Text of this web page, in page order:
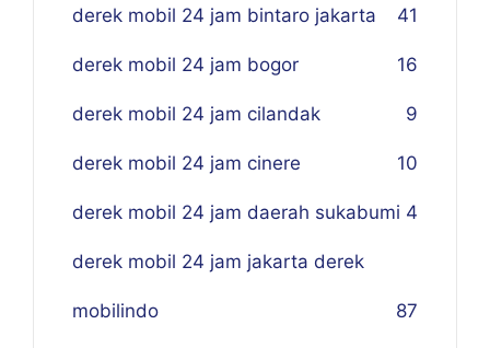
derek mobil 24 jam bintaro jakarta 41
derek mobil 24 jam bogor 16
derek mobil 24 jam cilandak 9
derek mobil 24 jam cinere 10
derek mobil 24 jam daerah sukabumi 4
derek mobil 24 jam jakarta derek
mobilindo 87